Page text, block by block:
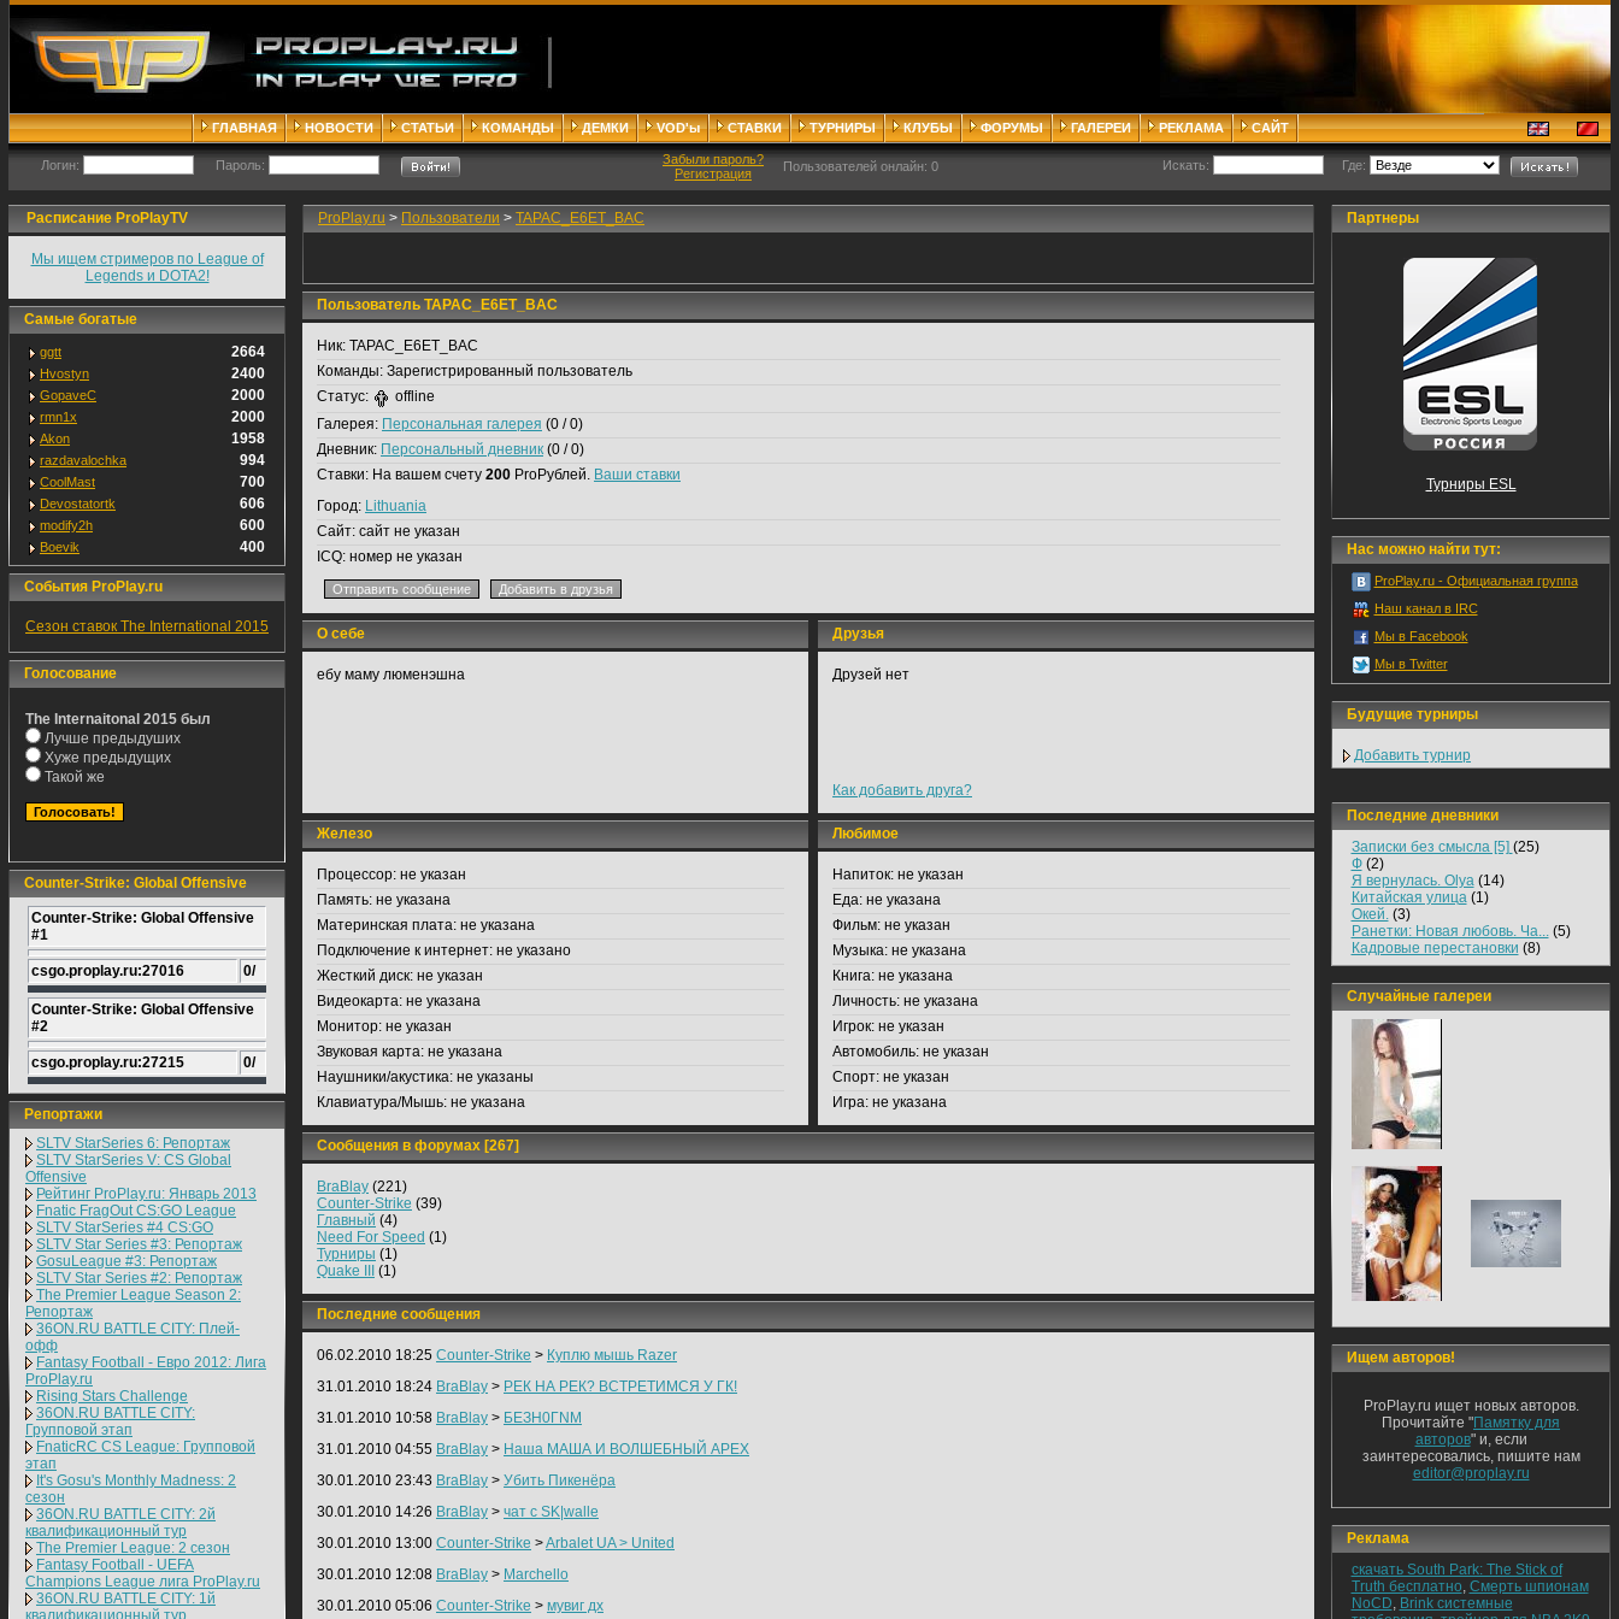
ГЛАВНАЯ НОВОСТИ СТАТЬИ КОМАНДЫ ДЕМКИ VOD'ы СТАВКИ ТУРНИРЫ КЛУБЫ ФОРУМЫ ГАЛЕРЕИ РЕКЛАМА САЙТ
Логин: Пароль:
Забыли пароль?
Регистрация
Пользователей онлайн: 0 Искать: Где:
Расписание ProPlayTV
Мы ищем стримеров по League of
Legends и DOTA2!
Самые богатые
ggtt 2664
Hvostyn 2400
GopaveC 2000
rmn1x 2000
Akon 1958
razdavalochka 994
CoolMast 700
Devostatortk 606
modify2h 600
Boevik 400
События ProPlay.ru
Сезон ставок The International 2015
Голосование
The Internaitonal 2015 был
Лучше предыдуших
Хуже предыдущих
Такой же
Counter-Strike: Global Offensive
Counter-Strike: Global Offensive
#1
csgo.proplay.ru:27016 0/
Counter-Strike: Global Offensive
#2
csgo.proplay.ru:27215 0/
Репортажи
SLTV StarSeries 6: Репортаж
SLTV StarSeries V: CS Global
Offensive
Рейтинг ProPlay.ru: Январь 2013
Fnatic FragOut CS:GO League
SLTV StarSeries #4 CS:GO
SLTV Star Series #3: Репортаж
GosuLeague #3: Репортаж
SLTV Star Series #2: Репортаж
The Premier League Season 2:
Репортаж
36ON.RU BATTLE CITY: Плей-
офф
Fantasy Football - Евро 2012: Лига
ProPlay.ru
Rising Stars Challenge
36ON.RU BATTLE CITY:
Групповой этап
FnaticRC CS League: Групповой
этап
It's Gosu's Monthly Madness: 2
сезон
36ON.RU BATTLE CITY: 2й
квалификационный тур
The Premier League: 2 cезон
Fantasy Football - UEFA
Champions League лига ProPlay.ru
36ON.RU BATTLE CITY: 1й
квалификационный тур
ProPlay.ru > Пользователи > TAPAC_E6ET_BAC
Пользователь TAPAC_E6ET_BAC
Ник: TAPAC_E6ET_BAC
Команды: Зарегистрированный пользователь
Статус:
offline
Галерея: Персональная галерея (0 / 0)
Дневник: Персональный дневник (0 / 0)
Ставки: На вашем счету 200 ProРублей. Ваши ставки
Город: Lithuania
Сайт: сайт не указан
ICQ: номер не указан
О себе
ебу маму люменэшна
Друзья
Друзей нет
Как добавить друга?
Железо
Процессор: не указан
Память: не указана
Материнская плата: не указана
Подключение к интернет: не указано
Жесткий диск: не указан
Видеокарта: не указана
Монитор: не указан
Звуковая карта: не указана
Наушники/акустика: не указаны
Клавиатура/Мышь: не указана
Любимое
Напиток: не указан
Еда: не указана
Фильм: не указан
Музыка: не указана
Книга: не указана
Личность: не указана
Игрок: не указан
Автомобиль: не указан
Спорт: не указан
Игра: не указана
Сообщения в форумах [267]
BraBlay (221)
Counter-Strike (39)
Главный (4)
Need For Speed (1)
Турниры (1)
Quake III
(1)
Последние сообщения
06.02.2010 18:25 Counter-Strike > Куплю мышь Razer
31.01.2010 18:24 BraBlay > РЕК НА РЕК? ВСТРЕТИМСЯ У ГК!
31.01.2010 10:58 BraBlay > БЕЗН0ГNМ
31.01.2010 04:55 BraBlay > Наша МАША И ВОЛШЕБНЫЙ АРЕХ
30.01.2010 23:43 BraBlay > Убить Пикенёра
30.01.2010 14:26 BraBlay > чат с SK|walle
30.01.2010 13:00 Counter-Strike >Arbalet UA > United
30.01.2010 12:08 BraBlay > Marchello
30.01.2010 05:06 Counter-Strike > мувиг дх
Партнеры
Турниры ESL
Нас можно найти тут:
ProPlay.ru - Официальная группа
Наш канал в IRC
Мы в Facebook
Мы в Twitter
Будущие турниры
Добавить турнир
Последние дневники
Записки без смысла [5] (25)
Ф(2)
Я вернулась. Olya(14)
Китайская улица(1)
Окей.(3)
Ранетки: Новая любовь. Ча...(5)
Кадровые перестановки (8)
Случайные галереи
Ищем авторов!
ProPlay.ru ищет новых авторов.
Прочитайте "Памятку для
авторов" и, если
заинтересовались, пишите нам
editor@proplay.ru
Реклама
скачать South Park: The Stick of
Truth бесплатно, Смерть шпионам
NoCD, Brink системные